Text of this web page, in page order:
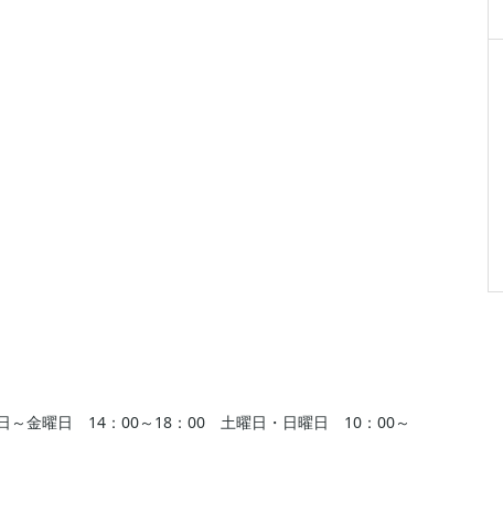
日～金曜日 14：00～18：00 土曜日・日曜日 10：00～